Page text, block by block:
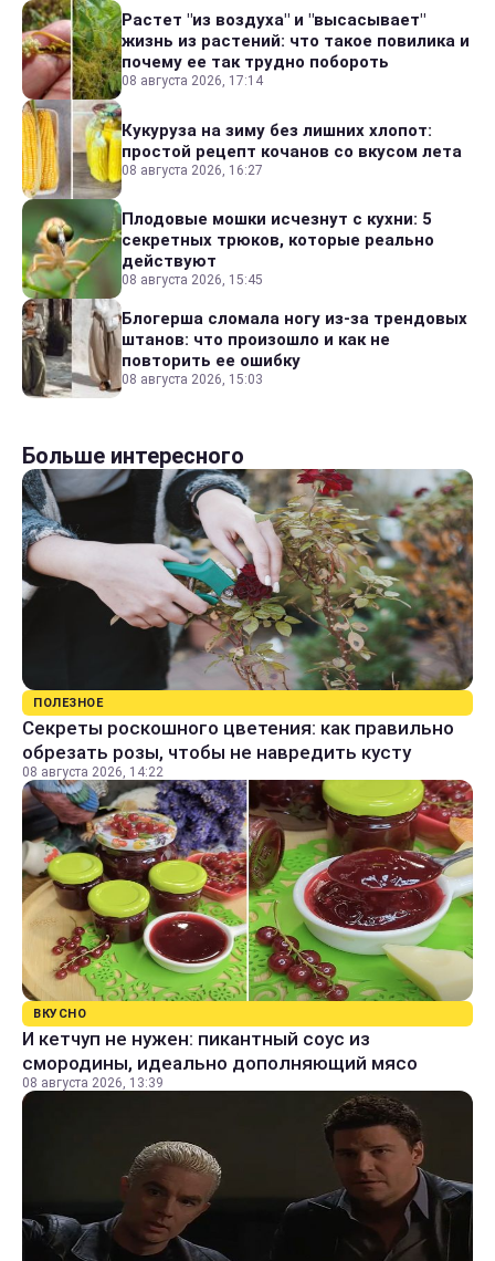
Растет "из воздуха" и "высасывает"
жизнь из растений: что такое повилика и
почему ее так трудно побороть
08 августа 2026, 17:14
Кукуруза на зиму без лишних хлопот:
простой рецепт кочанов со вкусом лета
08 августа 2026, 16:27
Плодовые мошки исчезнут с кухни: 5
секретных трюков, которые реально
действуют
08 августа 2026, 15:45
Блогерша сломала ногу из-за трендовых
штанов: что произошло и как не
повторить ее ошибку
08 августа 2026, 15:03
Больше интересного
ПОЛЕЗНОЕ
Секреты роскошного цветения: как правильно
обрезать розы, чтобы не навредить кусту
08 августа 2026, 14:22
ВКУСНО
И кетчуп не нужен: пикантный соус из
смородины, идеально дополняющий мясо
08 августа 2026, 13:39